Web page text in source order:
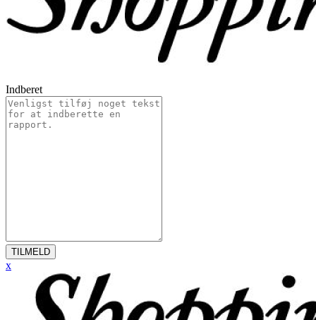
Indberet
TILMELD
x